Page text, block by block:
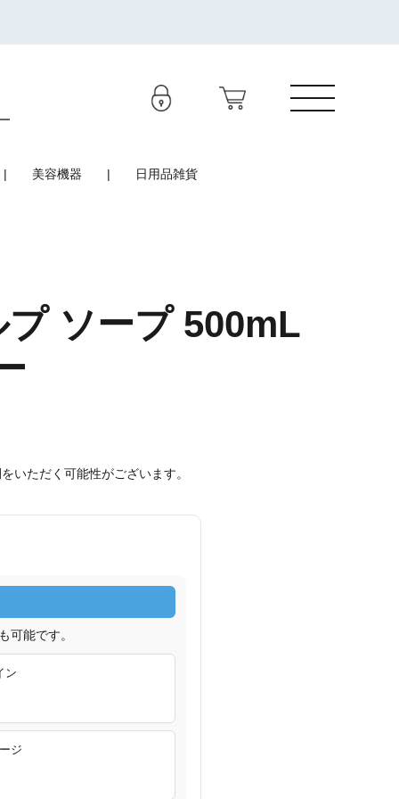
美容機器 日用品雑貨
ソープ 500mL
いただく可能性がございます。
可能です。
ン
ジ